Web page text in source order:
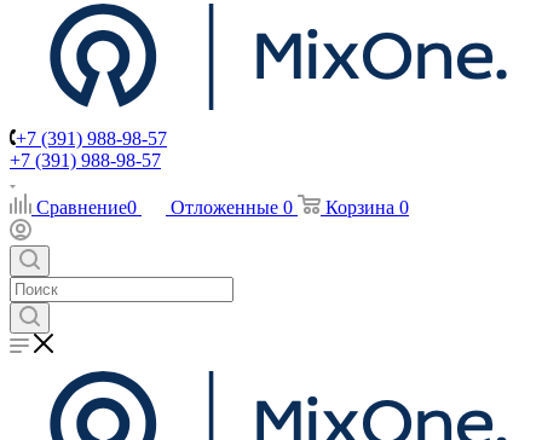
+7 (391) 988-98-57
+7 (391) 988-98-57
Сравнение0 Отложенные 0 Корзина 0